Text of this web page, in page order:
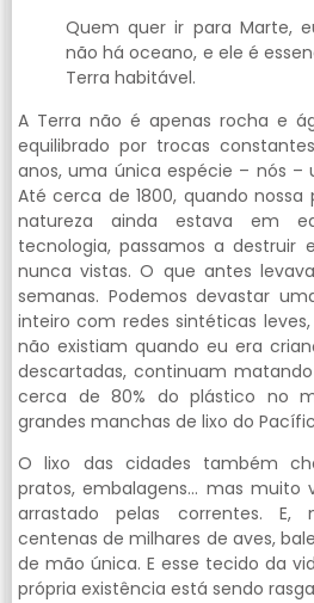
Quem quer ir para Marte,
não há oceano, e ele é
Terra habitável.
A Terra não é apenas rocha e
equilibrado por trocas
anos, uma única espécie – nós –
Até cerca de 1800, quando
natureza ainda estava em
tecnologia, passamos a destruir
nunca vistas. O que antes
semanas. Podemos devastar
inteiro com redes sintéticas
não existiam quando eu era
descartadas, continuam
cerca de 80% do plástico no
grandes manchas de lixo do
O lixo das cidades também
pratos, embalagens… mas muito
arrastado pelas correntes. E,
centenas de milhares de aves,
de mão única. E esse tecido da
própria existência está sendo